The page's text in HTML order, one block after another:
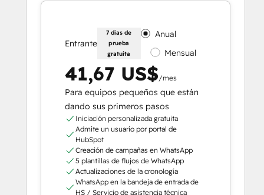
Entrante
7 días de
prueba
gratuita
Anual
Mensual
41,67 US$/mes
Para equipos pequeños que están
dando sus primeros pasos
Iniciación personalizada gratuita
Admite un usuario por portal de
HubSpot
Creación de campañas en WhatsApp
5 plantillas de flujos de WhatsApp
Actualizaciones de la cronología
WhatsApp en la bandeja de entrada de
HS / Servicio de asistencia técnica